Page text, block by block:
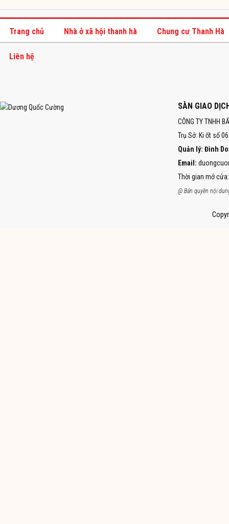
Trang chủ Nhà ở xã hội thanh hà Chung cư Thanh Hà
Liên hệ
SÀN GIAO
CÔNG TY TNHH
Trụ Sở: Ki ốt số
Quản lý: Đình
Email:
Thời gian mở cửa:
@ Bản quyền nội